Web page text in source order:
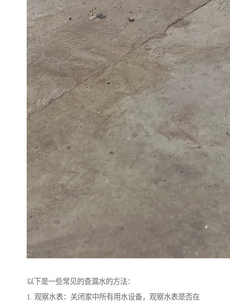
以下是一些常见的查漏水的方法：
1. 观察水表：关闭家中所有用水设备，观察水表是否在